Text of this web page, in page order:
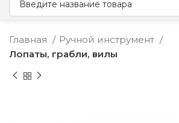
Главная
Ручной инструмент
Лопаты, грабли, вилы